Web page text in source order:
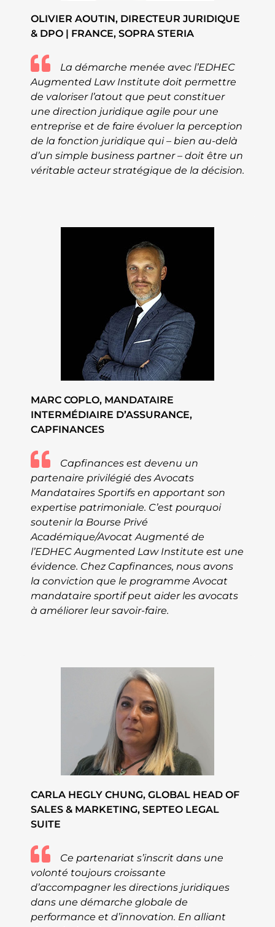
OLIVIER AOUTIN, DIRECTEUR JURIDIQUE
& DPO | FRANCE, SOPRA STERIA
La démarche menée avec l’EDHEC
Augmented Law Institute doit permettre
de valoriser l’atout que peut constituer
une direction juridique agile pour une
entreprise et de faire évoluer la perception
de la fonction juridique qui – bien au-delà
d’un simple business partner – doit être un
véritable acteur stratégique de la décision.
MARC COPLO, MANDATAIRE
INTERMÉDIAIRE D’ASSURANCE,
CAPFINANCES
Capfinances est devenu un
partenaire privilégié des Avocats
Mandataires Sportifs en apportant son
expertise patrimoniale. C’est pourquoi
soutenir la Bourse Privé
Académique/Avocat Augmenté de
l’EDHEC Augmented Law Institute est une
évidence. Chez Capfinances, nous avons
la conviction que le programme Avocat
mandataire sportif peut aider les avocats
à améliorer leur savoir-faire.
CARLA HEGLY CHUNG, GLOBAL HEAD OF
SALES & MARKETING, SEPTEO LEGAL
SUITE
Ce partenariat s’inscrit dans une
volonté toujours croissante
d’accompagner les directions juridiques
dans une démarche globale de
performance et d’innovation. En alliant